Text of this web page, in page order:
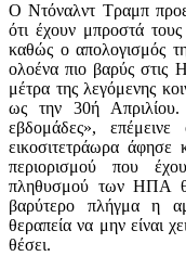
Ο Ντόναλντ Τραμπ
ότι έχουν μπροστά
καθώς ο απολογισμός
ολοένα πιο βαρύς στις
μέτρα της λεγόμενης
ως την 30ή
εβδομάδες»,
εικοσιτετράωρα
περιορισμού που
πληθυσμού των ΗΠΑ
βαρύτερο πλήγμα η
θεραπεία να μην είναι
θέσει.